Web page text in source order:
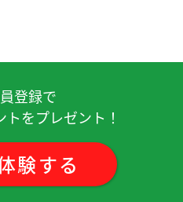
黄瓜和裙带菜做的凉拌
的文章我也觉得很有意
性 )
登録で
をプレゼント！
験する